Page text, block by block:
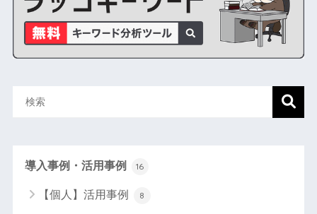
導入事例・活用事例 16
【個人】活用事例 8